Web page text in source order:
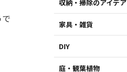
収納・掃除のアイデア
家具・雑貨
DIY
庭・観葉植物